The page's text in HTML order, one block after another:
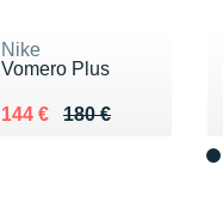
Nike
Vomero Plus
180 €
Au lieu de 180 €
144 €
Vendu 144 €